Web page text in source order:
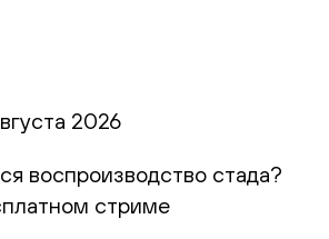
2026
воспроизводство стада?
стриме